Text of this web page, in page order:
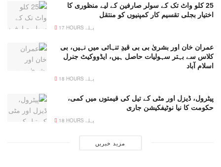
25 کلو واٹ تک کے سولر صارفین کے لیے منظوری کا
اختیار بجلی تقسیم کار کمپنیوں کو منتقل
17 HOURS پہلے
عمران خان اور بشریٰ بی بی قیدِ تنہائی میں نہیں، بی
کلاس سے بہتر سہولیات حاصل ہیں، ایڈووکیٹ جنرل
اسلام آباد
18 HOURS پہلے
پیٹرول، ڈیزل اور مٹی کے تیل کی قیمتوں میں کمی،
حکومت کا نیا نوٹیفکیشن جاری
18 HOURS پہلے
مزید خبریں